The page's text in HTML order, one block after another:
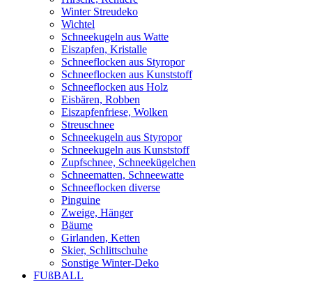
Winter Streudeko
Wichtel
Schneekugeln aus Watte
Eiszapfen, Kristalle
Schneeflocken aus Styropor
Schneeflocken aus Kunststoff
Schneeflocken aus Holz
Eisbären, Robben
Eiszapfenfriese, Wolken
Streuschnee
Schneekugeln aus Styropor
Schneekugeln aus Kunststoff
Zupfschnee, Schneekügelchen
Schneematten, Schneewatte
Schneeflocken diverse
Pinguine
Zweige, Hänger
Bäume
Girlanden, Ketten
Skier, Schlittschuhe
Sonstige Winter-Deko
FUßBALL